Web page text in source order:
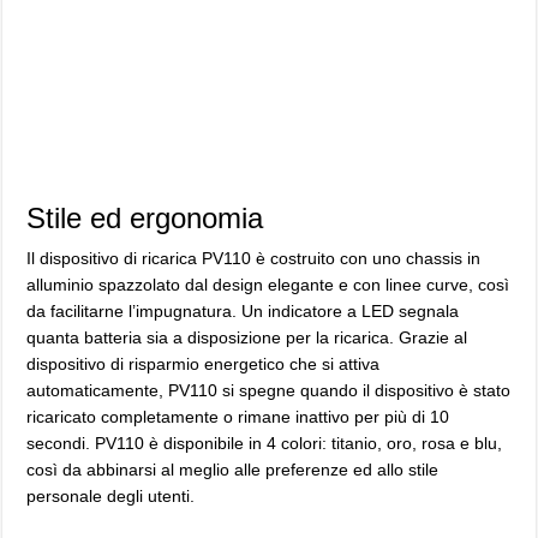
Stile ed ergonomia
Il dispositivo di ricarica PV110 è costruito con uno chassis in
alluminio spazzolato dal design elegante e con linee curve, così
da facilitarne l’impugnatura. Un indicatore a LED segnala
quanta batteria sia a disposizione per la ricarica. Grazie al
dispositivo di risparmio energetico che si attiva
automaticamente, PV110 si spegne quando il dispositivo è stato
ricaricato completamente o rimane inattivo per più di 10
secondi. PV110 è disponibile in 4 colori: titanio, oro, rosa e blu,
così da abbinarsi al meglio alle preferenze ed allo stile
personale degli utenti.